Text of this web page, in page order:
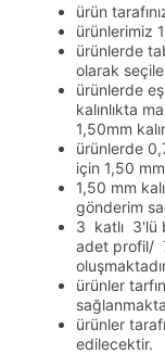
ürün
ürünlerimiz
ürünlerde
olarak
ürünlerde
kalınlıkta
1,50mm
ürünlerde
için 1,50
1,50 mm
gönderim
3 katlı 3'lü
adet profil/
ürünler
ürünler
edilecektir.